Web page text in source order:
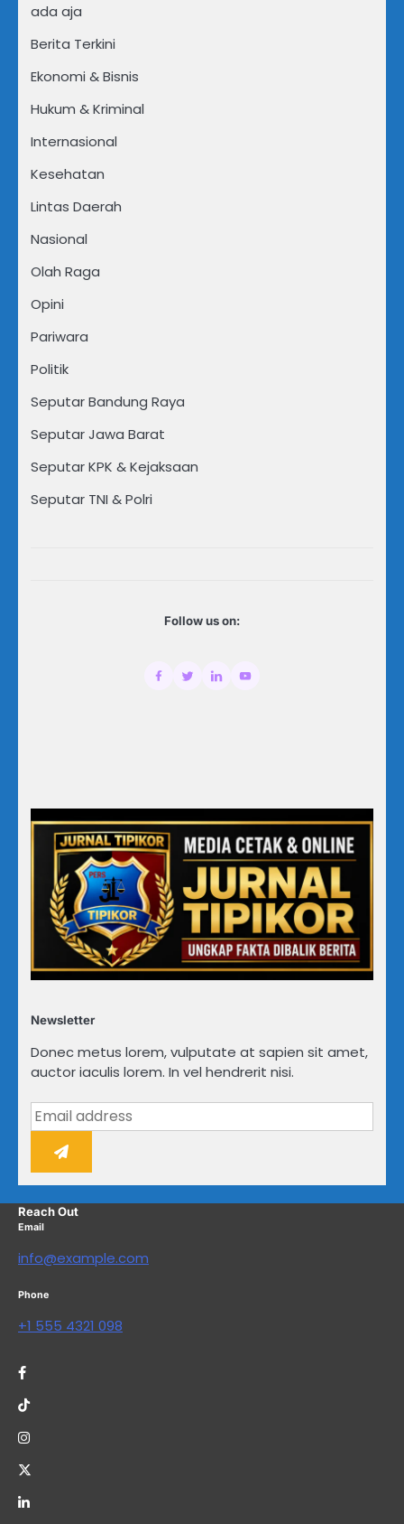
ada aja
Berita Terkini
Ekonomi & Bisnis
Hukum & Kriminal
Internasional
Kesehatan
Lintas Daerah
Nasional
Olah Raga
Opini
Pariwara
Politik
Seputar Bandung Raya
Seputar Jawa Barat
Seputar KPK & Kejaksaan
Seputar TNI & Polri
Follow us on:
Newsletter
Donec metus lorem, vulputate at sapien sit amet,
auctor iaculis lorem. In vel hendrerit nisi.
Reach Out
Email
info@example.com
Phone
+1 555 4321 098